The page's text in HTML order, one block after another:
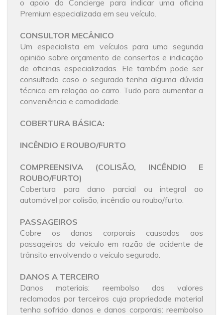
o apoio do Concierge para indicar uma oficina
Premium especializada em seu veículo.
CONSULTOR MECÂNICO
Um especialista em veículos para uma segunda
opinião sobre orçamento de consertos e indicação
de oficinas especializadas. Ele também pode ser
consultado caso o segurado tenha alguma dúvida
técnica em relação ao carro. Tudo para aumentar a
conveniência e comodidade.
COBERTURA BÁSICA:
INCÊNDIO E ROUBO/FURTO
COMPREENSIVA (COLISÃO, INCÊNDIO E
ROUBO/FURTO)
Cobertura para dano parcial ou integral ao
automóvel por colisão, incêndio ou roubo/furto.
PASSAGEIROS
Cobre os danos corporais causados aos
passageiros do veículo em razão de acidente de
trânsito envolvendo o veículo segurado.
DANOS A TERCEIRO
Danos materiais: reembolso dos valores
reclamados por terceiros cuja propriedade material
tenha sofrido danos e danos corporais: reembolso